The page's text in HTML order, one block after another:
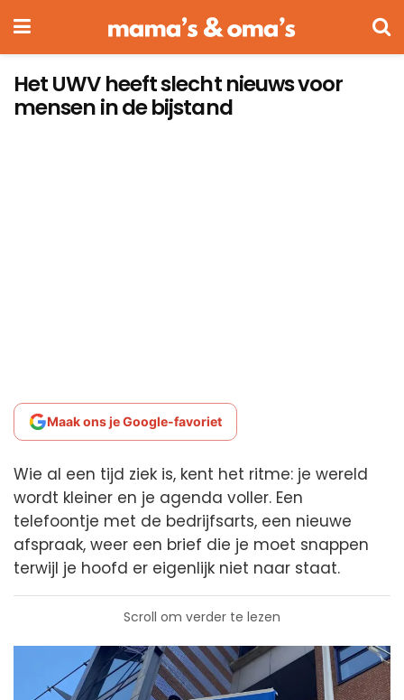
Het UWV heeft slecht nieuws voor
mensen in de bijstand
Maak ons je Google-favoriet
Wie al een tijd ziek is, kent het ritme: je wereld
wordt kleiner en je agenda voller. Een
telefoontje met de bedrijfsarts, een nieuwe
afspraak, weer een brief die je moet snappen
terwijl je hoofd er eigenlijk niet naar staat.
Scroll om verder te lezen